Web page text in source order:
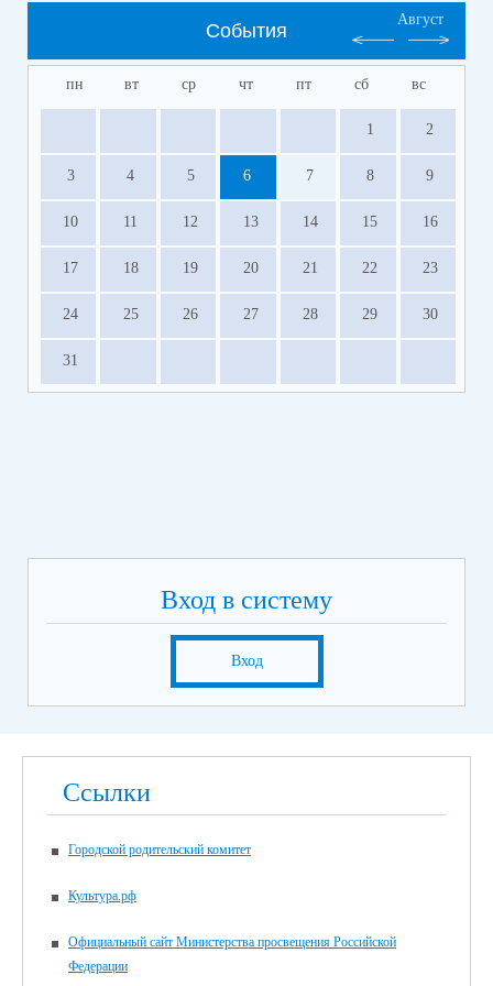
События
Август
пн вт ср чт пт сб вс
1 2
3 4 5 6 7 8 9
10 11 12 13 14 15 16
17 18 19 20 21 22 23
24 25 26 27 28 29 30
31
Вход в систему
Вход
Ссылки
Городской родительский комитет
Культура.рф
Официальный сайт Министерства просвещения Российской
Федерации